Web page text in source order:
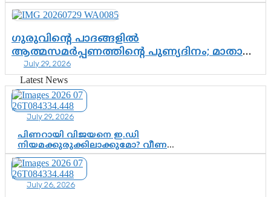
പോരാട്ടം
ഗുരുവിന്റെ പാദങ്ങളിൽ
ആത്മസമർപ്പണത്തിന്റെ പുണ്യദിനം; മാതാ
അമൃതാനന്ദമയി മഠത്തിൽ ഭക്തിസാന്ദ്രമായി
ഗുരുപൂർണിമ ആഘോഷം
July 29, 2026
Latest News
July 29, 2026
പിണറായി വിജയനെ ഇ.ഡി
നിയമക്കുരുക്കിലാക്കുമോ? വീണ
വിജയൻ മാപ്പുസാക്ഷിയാകുമോ?
കർത്തയുടെ മൊഴി നിർണായക
വഴിത്തിരിവാകുമോ?
July 26, 2026